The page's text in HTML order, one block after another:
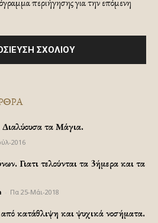
περιήγησης για την επόμενη
τα Μάγια.
2016
Γιατι τελούνται τα 3ήμερα και τα
Πα 25-Μάι-2018
κατάθλιψη και ψυχικά νοσήματα.